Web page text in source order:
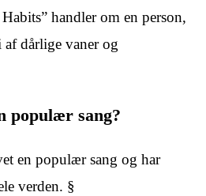
handler om en person,
dårlige vaner og
populær sang?
en populær sang og har
verden. §